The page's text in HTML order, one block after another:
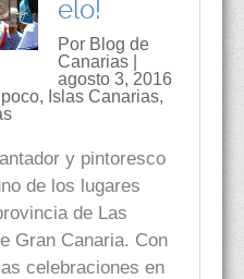
elo!
Por Blog de
Canarias |
agosto 3, 2016
, Islas Canarias,
y pintoresco
de los lugares
de Las
Gran Canaria. Con
celebraciones en